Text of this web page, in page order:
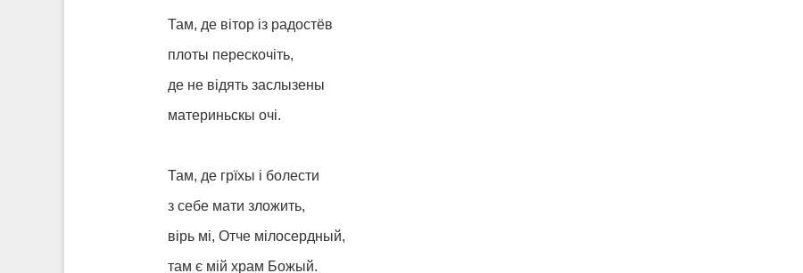
Там, де вітор із радостёв
плоты перескочіть,
де не відять заслызены
материньскы очі.
Там, де грїхы і болести
з себе мати зложить,
вірь мі, Отче мілосердный,
там є мій храм Божый.